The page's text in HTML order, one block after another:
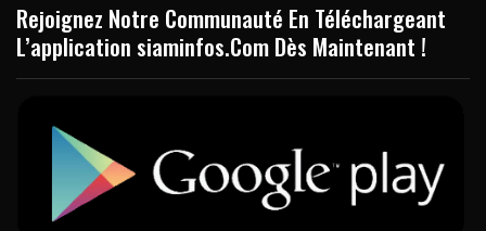
Rejoignez Notre Communauté En Téléchargeant
L’application siaminfos.Com Dès Maintenant !